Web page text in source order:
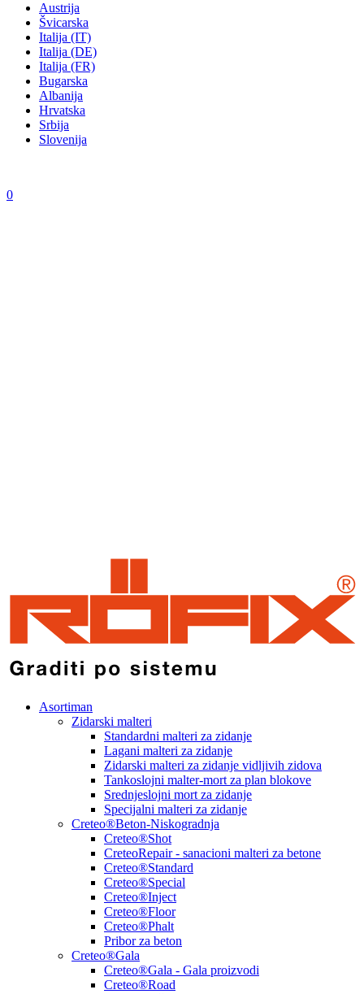
Austrija
Švicarska
Italija (IT)
Italija (DE)
Italija (FR)
Bugarska
Albanija
Hrvatska
Srbija
Slovenija
0
Asortiman
Zidarski malteri
Standardni malteri za zidanje
Lagani malteri za zidanje
Zidarski malteri za zidanje vidljivih zidova
Tankoslojni malter-mort za plan blokove
Srednjeslojni mort za zidanje
Specijalni malteri za zidanje
Creteo®Beton-Niskogradnja
Creteo®Shot
CreteoRepair - sanacioni malteri za betone
Creteo®Standard
Creteo®Special
Creteo®Inject
Creteo®Floor
Creteo®Phalt
Pribor za beton
Creteo®Gala
Creteo®Gala - Gala proizvodi
Creteo®Road